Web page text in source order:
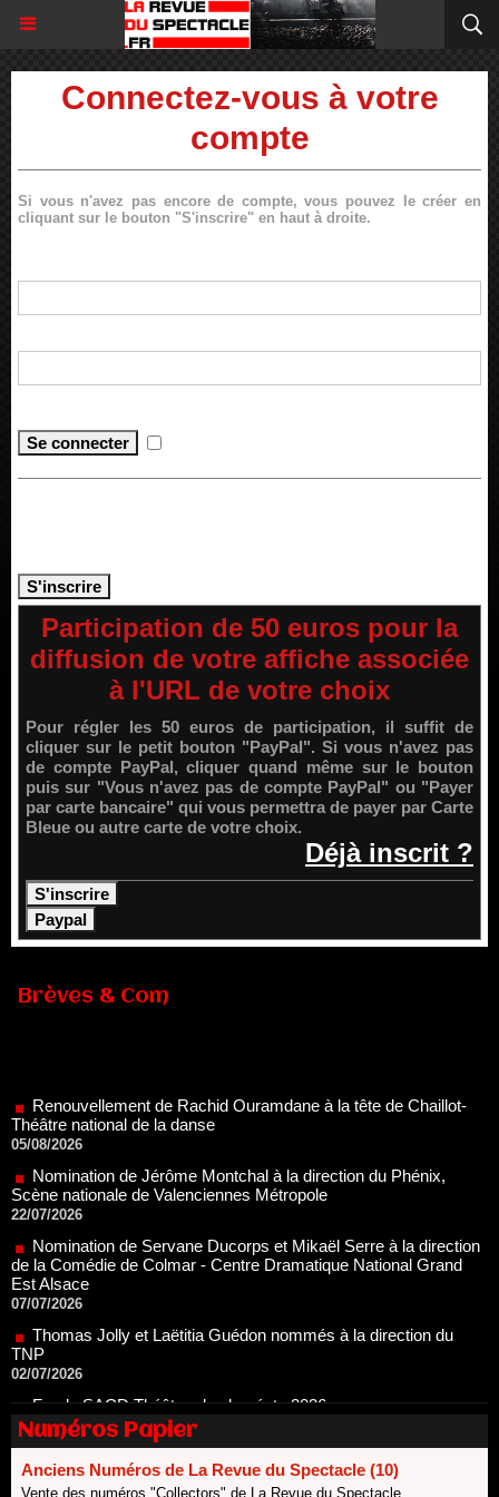
Connectez-vous à votre
compte
Si vous n'avez pas encore de compte, vous pouvez le créer en
cliquant sur le bouton "S'inscrire" en haut à droite.
Participation de 50 euros pour la
diffusion de votre affiche associée
à l'URL de votre choix
Pour régler les 50 euros de participation, il suffit de
cliquer sur le petit bouton "PayPal". Si vous n'avez pas
de compte PayPal, cliquer quand même sur le bouton
puis sur "Vous n'avez pas de compte PayPal" ou "Payer
par carte bancaire" qui vous permettra de payer par Carte
Bleue ou autre carte de votre choix.
Déjà inscrit ?
Brèves & Com
05/08/2026
Nomination de Jérôme Montchal à la direction du Phénix,
Scène nationale de Valenciennes Métropole
22/07/2026
Nomination de Servane Ducorps et Mikaël Serre à la direction
de la Comédie de Colmar - Centre Dramatique National Grand
Est Alsace
07/07/2026
Thomas Jolly et Laëtitia Guédon nommés à la direction du
TNP
02/07/2026
Fonds SACD Théâtre : les lauréats 2026
23/06/2026
Dispositif ARTCENA Écrire pour le cirque, les lauréats 2026 !
20/06/2026
Le palmarès des prix SACD 2026
18/06/2026
Numéros Papier
Anciens Numéros de La Revue du Spectacle (10)
Vente des numéros "Collectors" de La Revue du Spectacle.